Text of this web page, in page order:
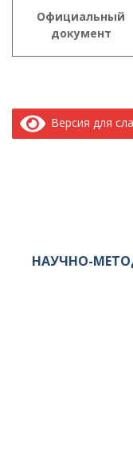
Официальный
документ
Версия для
НАУЧНО-